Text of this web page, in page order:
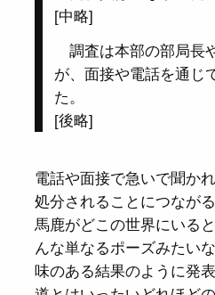
[中略]
調査は本部の部局長
が、面接や電話を通じ
た。
[後略]
電話や面接で急いで聞か
処分されることにつなが
馬鹿がどこの世界にいる
んな単なるポーズみたい
味のある結果のように発